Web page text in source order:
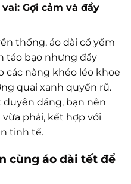
Gợi cảm và đầy
thống, áo dài cổ yếm
táo bạo nhưng đầy
các nàng khéo léo khoe
quai xanh quyến rũ.
dáng, bạn nên
phải, kết hợp với
tinh tế.
cùng áo dài tết để